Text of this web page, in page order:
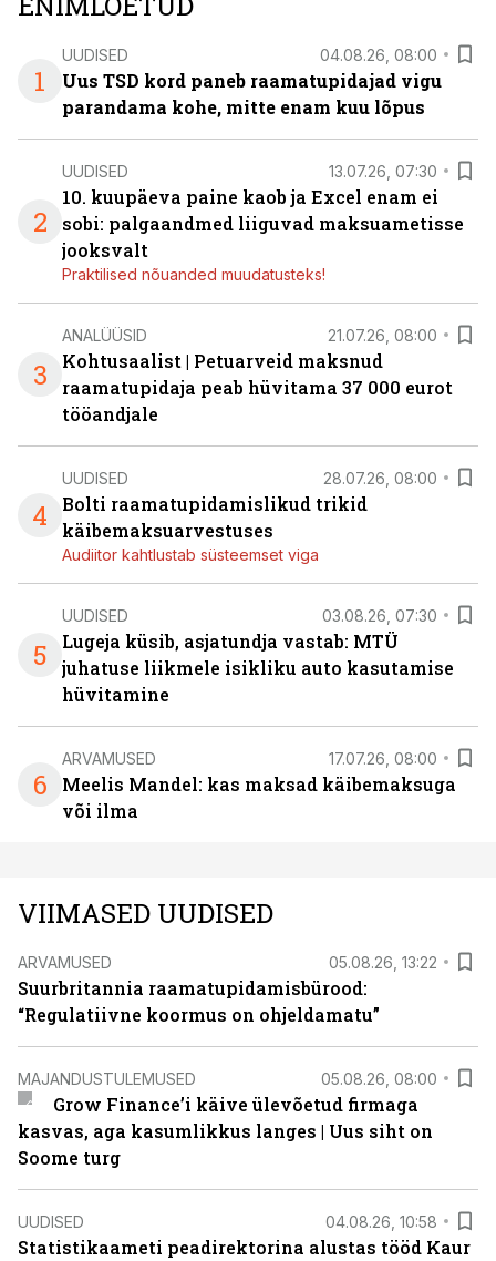
1
UUDISED 04.08.26, 08:00
Uus TSD kord paneb raamatupidajad vigu
parandama kohe, mitte enam kuu lõpus
2
UUDISED 13.07.26, 07:30
10. kuupäeva paine kaob ja Excel enam ei
sobi: palgaandmed liiguvad maksuametisse
jooksvalt
Praktilised nõuanded muudatusteks!
3
ANALÜÜSID 21.07.26, 08:00
Kohtusaalist | Petuarveid maksnud
raamatupidaja peab hüvitama 37 000 eurot
tööandjale
4
UUDISED 28.07.26, 08:00
Bolti raamatupidamislikud trikid
käibemaksuarvestuses
Audiitor kahtlustab süsteemset viga
5
UUDISED 03.08.26, 07:30
Lugeja küsib, asjatundja vastab: MTÜ
juhatuse liikmele isikliku auto kasutamise
hüvitamine
6
ARVAMUSED 17.07.26, 08:00
Meelis Mandel: kas maksad käibemaksuga
või ilma
VIIMASED UUDISED
ARVAMUSED 05.08.26, 13:22
Suurbritannia raamatupidamisbürood:
“Regulatiivne koormus on ohjeldamatu”
MAJANDUSTULEMUSED 05.08.26, 08:00
Grow Finance’i käive ülevõetud firmaga
kasvas, aga kasumlikkus langes | Uus siht on
Soome turg
UUDISED 04.08.26, 10:58
Statistikaameti peadirektorina alustas tööd Kaur